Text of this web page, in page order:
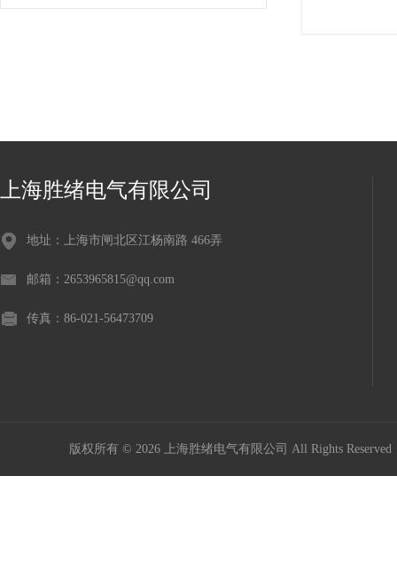
上海胜绪电气有限公司
地址：上海市闸北区江杨南路 466弄
邮箱：2653965815@qq.com
传真：86-021-56473709
版权所有 © 2026 上海胜绪电气有限公司 All Rights